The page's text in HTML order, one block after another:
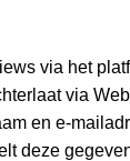
via het
via
en e-
deze